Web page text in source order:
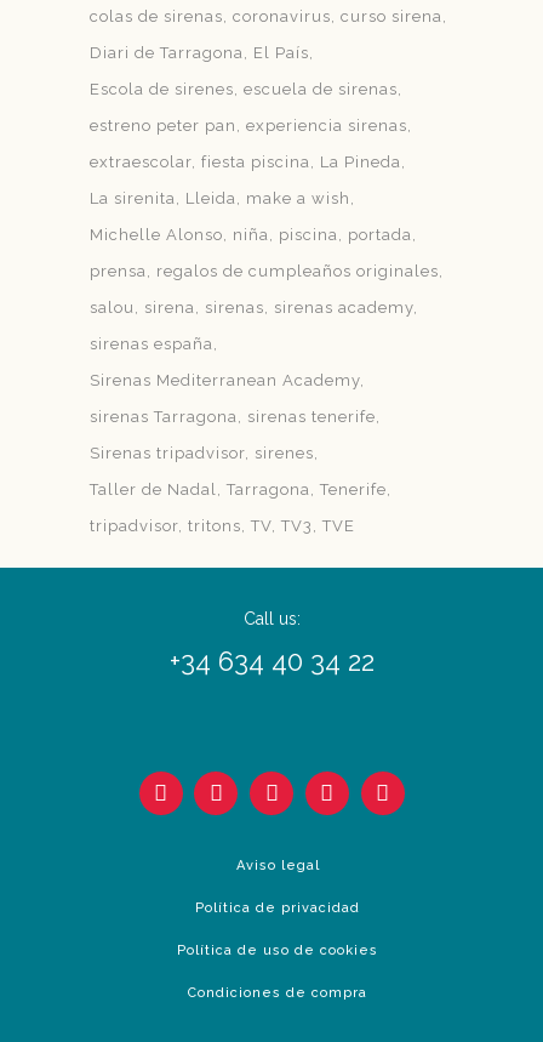
colas de sirenas coronavirus curso sirena
Diari de Tarragona
El País
Escola de sirenes escuela de sirenas
estreno peter pan
experiencia sirenas
extraescolar fiesta piscina
La Pineda
La sirenita
Lleida
make a wish
Michelle Alonso
niña piscina
portada
prensa
regalos de cumpleaños originales
salou
sirena sirenas
sirenas academy
sirenas españa
Sirenas Mediterranean Academy
sirenas Tarragona
sirenas tenerife
Sirenas tripadvisor sirenes
Taller de Nadal Tarragona Tenerife
tripadvisor tritons TV TV3 TVE
Call us:
+34 634 40 34 22
Aviso legal
Política de privacidad
Política de uso de cookies
Condiciones de compra